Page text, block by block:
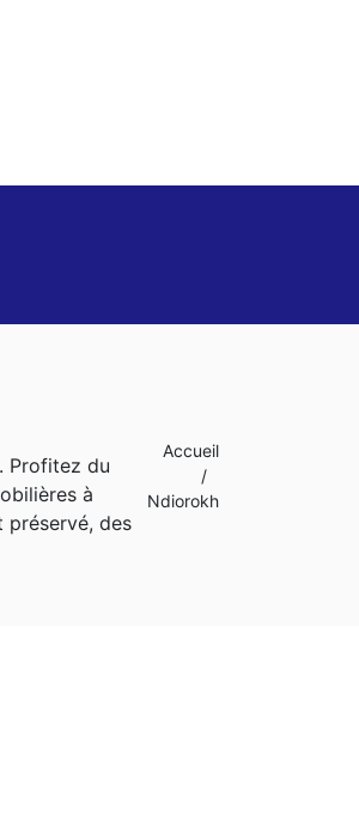
Profitez du
à
préservé, des
Accueil
/
Ndiorokh